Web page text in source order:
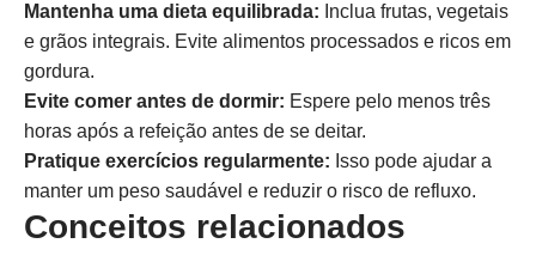
Mantenha uma dieta equilibrada: Inclua frutas, vegetais
e grãos integrais. Evite alimentos processados e ricos em
gordura.
Evite comer antes de dormir: Espere pelo menos três
horas após a refeição antes de se deitar.
Pratique exercícios regularmente: Isso pode ajudar a
manter um peso saudável e reduzir o risco de refluxo.
Conceitos relacionados